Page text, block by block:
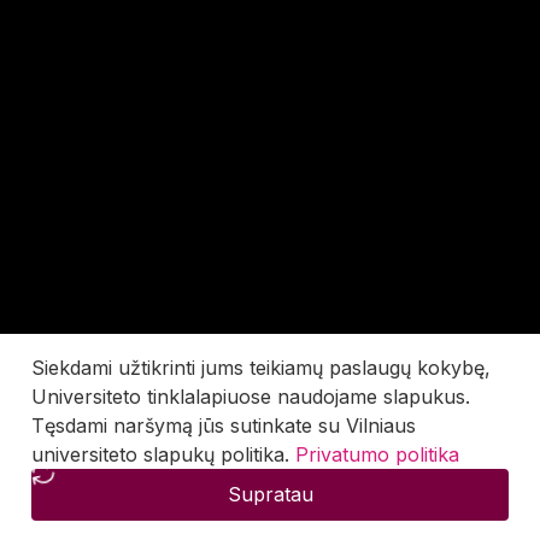
Siekdami užtikrinti jums teikiamų paslaugų kokybę,
Universiteto tinklalapiuose naudojame slapukus.
Tęsdami naršymą jūs sutinkate su Vilniaus
universiteto slapukų politika. Privatumo politika
Supratau